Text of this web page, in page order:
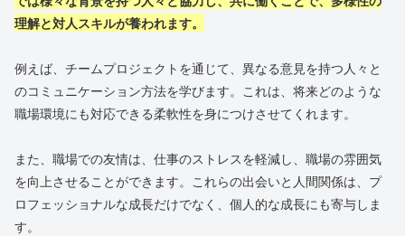
理解と対人スキルが養われます。
例えば、チームプロジェクトを通じて、異なる意見を持つ人々と
のコミュニケーション方法を学びます。これは、将来どのような
職場環境にも対応できる柔軟性を身につけさせてくれます。
また、職場での友情は、仕事のストレスを軽減し、職場の雰囲気
を向上させることができます。これらの出会いと人間関係は、プ
ロフェッショナルな成長だけでなく、個人的な成長にも寄与しま
す。